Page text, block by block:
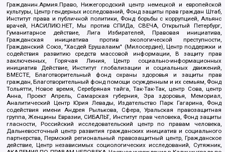
Гражданин.Армия.Право, Нижегородский центр немецкой и европейской
культуры, Центр гендерных исследований, Фонд защиты прав граждан Штаб,
Институт права и публичной политики, Фонд борьбы с коррупцией, Альянс
врачей, НАСИЛИЮ.НЕТ, Мы против СПИДа, СВЕЧА, Открытый Петербург,
Гуманитарное действие, Лига Избирателей, Правовая инициатива,
Гражданская инициатива против экологической преступности,
Гражданский Союз, "Хасдей Ерушалаим" (Милосердие), Центр поддержки и
содействия развитию средств массовой информации, В защиту прав
заключенных, Горячая Линия, Центр социально-информационных
инициатив Действие, Институт глобализации и социальных движений,
ВМЕСТЕ, Благотворительный фонд охраны здоровья и защиты прав
граждан, Благотворительный фонд помощи осужденным и их семьям, Фонд
Тольятти, Новое время, Серебряная тайга, Так-Так-Так, центр Сова, центр
Анна, Проект Апрель, Самарская губерния, Эра здоровья, Мемориал,
Аналитический Центр Юрия Левады, Издательство Парк Гагарина, Фонд
содействия имени Андрея Рылькова, Сфера, Уральская правозащитная
группа, Женщины Евразии, СИБАЛЬТ, Институт прав человека, Фонд защиты
гласности, Российский исследовательский центр по правам человека,
Дальневосточный центр развития гражданских инициатив и социального
партнерства, Пермский региональный правозащитный центр, Гражданское
действие, Центр независимых социологических исследований, Сутяжник,